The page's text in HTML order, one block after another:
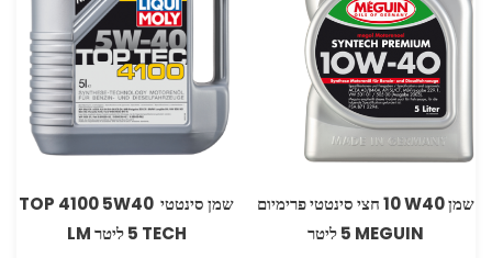
שמן ‏W40 ‏10 חצי סינטטי פרימיום
‏שמן סינטטי 5W40‏ 4100 ‏TOP
TECH ‏5 ליטר ‏LM